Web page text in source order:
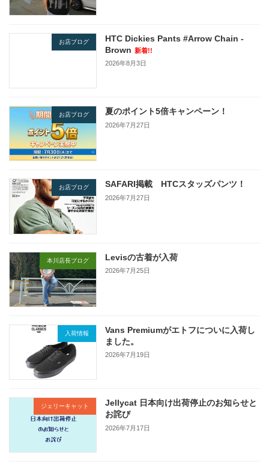
お店ブログ
HTC Dickies Pants #Arrow Chain -
Brown 新着!!
2026年8月3日
お店ブログ 夏のポイント5倍キャンペーン！
2026年7月27日
お店ブログ SAFARI掲載 HTCスタッズパンツ！
2026年7月27日
本川店長ブログ Levisの古着が入荷
2026年7月25日
入荷情報
Vans Premiumがエトフについに入荷し
ました。
2026年7月19日
ジェリーキャット
Jellycat 日本向け出荷停止のお知らせと
お詫び
2026年7月17日